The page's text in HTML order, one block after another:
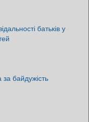
батьків у
за байдужість